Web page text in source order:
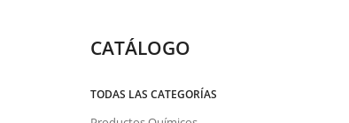
CATÁLOGO
TODAS LAS CATEGORÍAS